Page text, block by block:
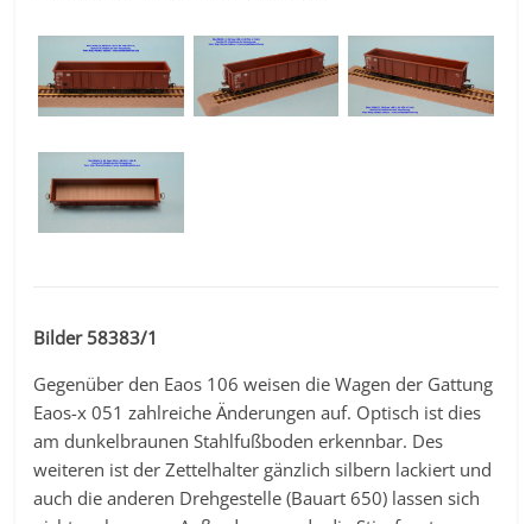
Bilder 58383/1
Gegenüber den Eaos 106 weisen die Wagen der Gattung
Eaos-x 051 zahlreiche Änderungen auf. Optisch ist dies
am dunkelbraunen Stahlfußboden erkennbar. Des
weiteren ist der Zettelhalter gänzlich silbern lackiert und
auch die anderen Drehgestelle (Bauart 650) lassen sich